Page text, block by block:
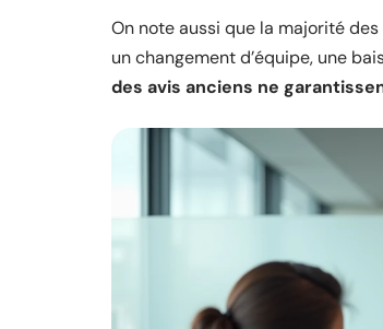
On note aussi que la majorité
un changement d’équipe, une
des avis anciens ne